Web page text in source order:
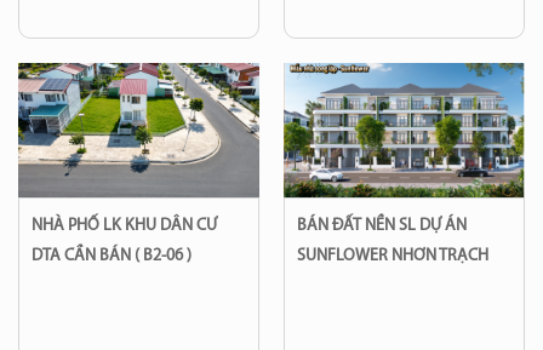
NHÀ PHỐ LK KHU DÂN CƯ
DTA CẦN BÁN ( B2-06 )
BÁN ĐẤT NỀN SL DỰ ÁN
SUNFLOWER NHƠN TRẠCH